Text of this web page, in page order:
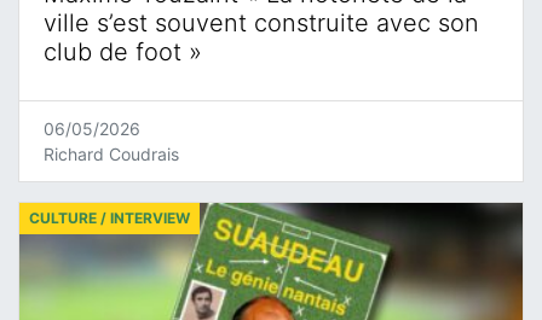
ville s’est souvent construite avec son
club de foot »
06/05/2026
Richard Coudrais
CULTURE / INTERVIEW